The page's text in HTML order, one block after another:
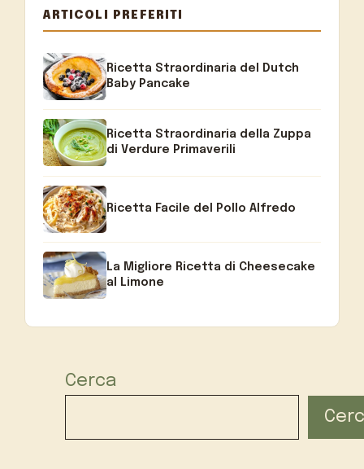
ARTICOLI PREFERITI
Ricetta Straordinaria del Dutch
Baby Pancake
Ricetta Straordinaria della Zuppa
di Verdure Primaverili
Ricetta Facile del Pollo Alfredo
La Migliore Ricetta di Cheesecake
al Limone
Cerca